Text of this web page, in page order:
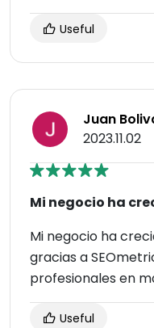
Useful
Juan
2023.11.02
Mi negocio ha
Mi negocio ha
gracias a
profesionales en
Useful